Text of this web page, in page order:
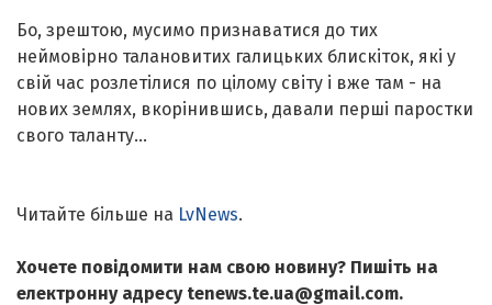
Бо, зрештою, мусимо признаватися до тих
неймовірно талановитих галицьких блискіток, які у
свій час розлетілися по цілому світу і вже там - на
нових землях, вкорінившись, давали перші паростки
свого таланту...
Читайте більше на LvNews.
Хочете повідомити нам свою новину? Пишіть на
електронну адресу tenews.te.ua@gmail.com.